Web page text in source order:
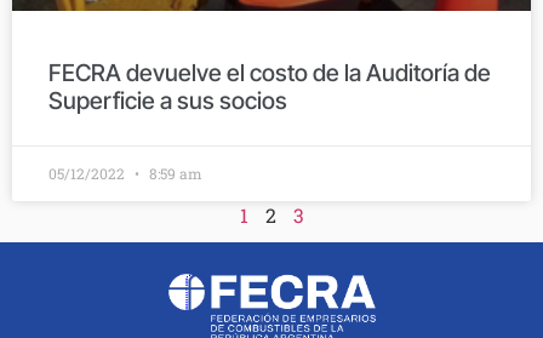
FECRA devuelve el costo de la Auditoría de
Superficie a sus socios
05/12/2022 8:59 am
1 2 3